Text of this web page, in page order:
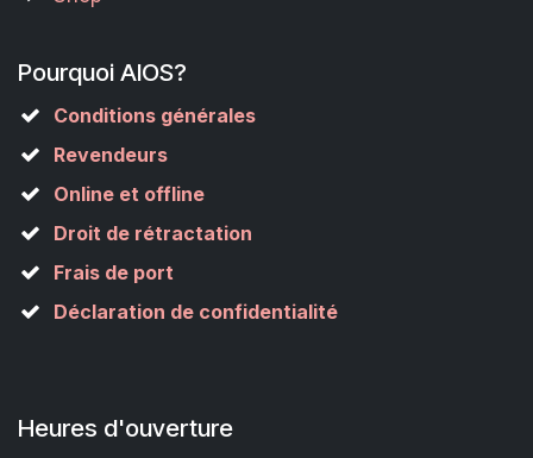
Pourquoi AIOS?
Conditions générales
Revendeurs
Online et offline
Droit de rétractation
Frais de port
Déclaration de confidentialité
Heures d'ouverture